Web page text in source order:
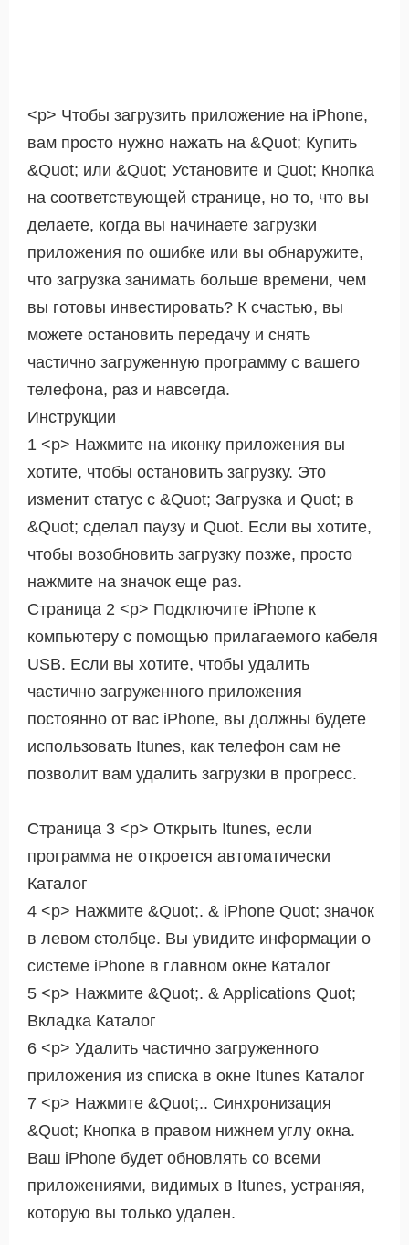
<р> Чтобы загрузить приложение на iPhone,
вам просто нужно нажать на &Quot; Купить
&Quot; или &Quot; Установите и Quot; Кнопка
на соответствующей странице, но то, что вы
делаете, когда вы начинаете загрузки
приложения по ошибке или вы обнаружите,
что загрузка занимать больше времени, чем
вы готовы инвестировать? К счастью, вы
можете остановить передачу и снять
частично загруженную программу с вашего
телефона, раз и навсегда.
Инструкции
1 <р> Нажмите на иконку приложения вы
хотите, чтобы остановить загрузку. Это
изменит статус с &Quot; Загрузка и Quot; в
&Quot; сделал паузу и Quot. Если вы хотите,
чтобы возобновить загрузку позже, просто
нажмите на значок еще раз.
Страница 2 <р> Подключите iPhone к
компьютеру с помощью прилагаемого кабеля
USB. Если вы хотите, чтобы удалить
частично загруженного приложения
постоянно от вас iPhone, вы должны будете
использовать Itunes, как телефон сам не
позволит вам удалить загрузки в прогресс.
Страница 3 <р> Открыть Itunes, если
программа не откроется автоматически
Каталог
4 <р> Нажмите &Quot;. & iPhone Quot; значок
в левом столбце. Вы увидите информации о
системе iPhone в главном окне Каталог
5 <р> Нажмите &Quot;. & Applications Quot;
Вкладка Каталог
6 <р> Удалить частично загруженного
приложения из списка в окне Itunes Каталог
7 <р> Нажмите &Quot;.. Синхронизация
&Quot; Кнопка в правом нижнем углу окна.
Ваш iPhone будет обновлять со всеми
приложениями, видимых в Itunes, устраняя,
которую вы только удален.